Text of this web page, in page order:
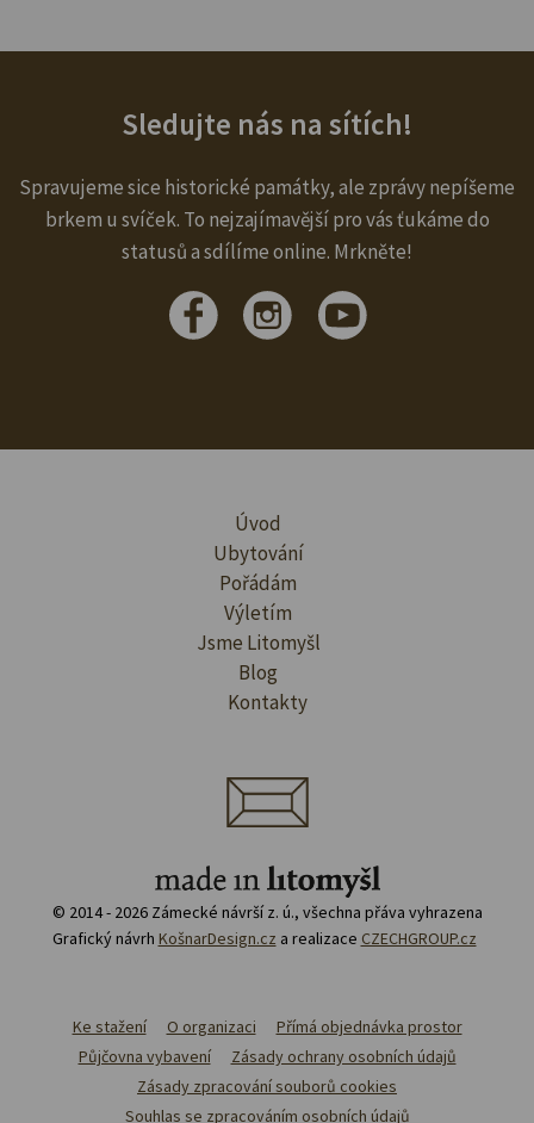
Sledujte nás na sítích!
Spravujeme sice historické památky, ale zprávy nepíšeme
brkem u svíček. To nejzajímavější pro vás ťukáme do
statusů a sdílíme online. Mrkněte!
Úvod
Ubytování
Pořádám
Výletím
Jsme Litomyšl
Blog
Kontakty
© 2014 - 2026 Zámecké návrší z. ú., všechna přáva vyhrazena
Grafický návrh KošnarDesign.cz a realizace CZECHGROUP.cz
Ke stažení O organizaci
Přímá objednávka prostor
Půjčovna vybavení
Zásady ochrany osobních údajů
Zásady zpracování souborů cookies
Souhlas se zpracováním osobních údajů